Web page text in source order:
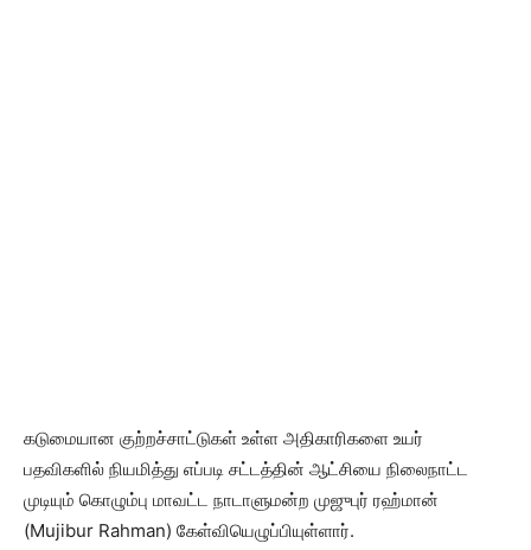
கடுமையான குற்றச்சாட்டுகள் உள்ள அதிகாரிகளை உயர்
பதவிகளில் நியமித்து எப்படி சட்டத்தின் ஆட்சியை நிலைநாட்ட
முடியும் கொழும்பு மாவட்ட நாடாளுமன்ற முஜுபுர் ரஹ்மான்
(Mujibur Rahman) கேள்வியெழுப்பியுள்ளார்.